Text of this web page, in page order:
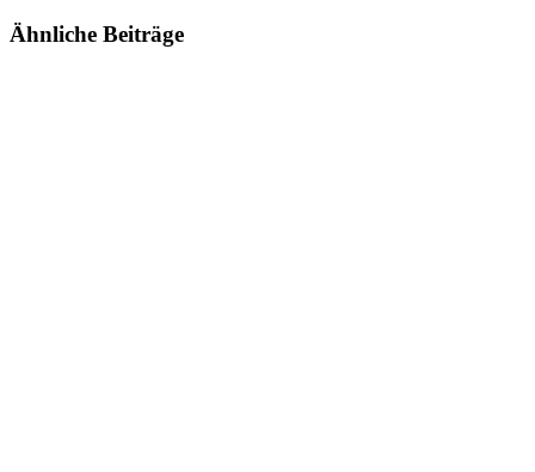
Facebook
Twitter
Reddit
LinkedIn
Tumblr
Pinterest
Vk
E-
Ähnliche Beiträge